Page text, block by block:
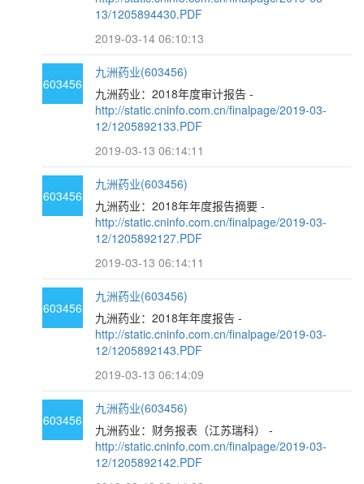
13/1205894430.PDF
2019-03-14 06:10:13
603456
九洲药业(603456)
九洲药业：2018年度审计报告 -
http://static.cninfo.com.cn/finalpage/2019-03-
12/1205892133.PDF
2019-03-13 06:14:11
603456
九洲药业(603456)
九洲药业：2018年年度报告摘要 -
http://static.cninfo.com.cn/finalpage/2019-03-
12/1205892127.PDF
2019-03-13 06:14:11
603456
九洲药业(603456)
九洲药业：2018年年度报告 -
http://static.cninfo.com.cn/finalpage/2019-03-
12/1205892143.PDF
2019-03-13 06:14:09
603456
九洲药业(603456)
九洲药业：财务报表（江苏瑞科） -
http://static.cninfo.com.cn/finalpage/2019-03-
12/1205892142.PDF